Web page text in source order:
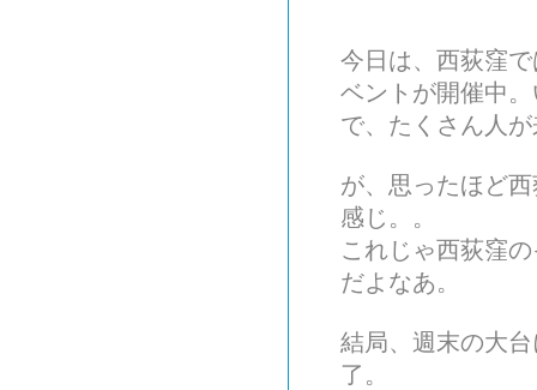
今日は、西荻窪
ベントが開催中
で、たくさん人
が、思ったほど
感じ。。
これじゃ西荻窪
だよなあ。
結局、週末の大
了。